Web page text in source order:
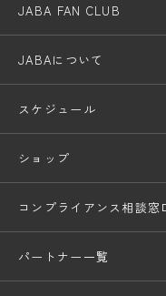
JABA FAN CLUB
JABAについて
スケジュール
ショップ
コンプライアンス相談窓
パートナー一覧